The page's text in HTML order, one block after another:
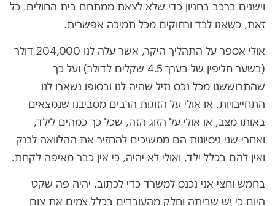
וישנים ברכב בחניון כדי שלא לצאת ממתחם בית החולים. כל
זאת, כשאנו לבד ורחוקים מכל תמיכה אפשרית.
אולי אספר על התהליך היקר, אשר עלה לנו 204,000 דולר
(בשער חליפין של בערך 4.5 שקלים לדולר) ועל כך
שהתרוששנו מכל נכס נזיל שהיה לנו ובסופו נשארו לנו
התחייבויות. או אולי על הזוגות הרבים מסביבנו שנמצאים
באותו מצב, או אולי על הזוג הזה, שכל כך כמהים לילד,
ואחרי שני ניסיונות הם ממשיכים להחזיר את ההלוואה לבנק
ואין להם בכלל ילד, ואולי לא יהיה, כי אין כבר מאיפה לקחת.
בחמש וחצי אני נכנס למשרד כדי לכתוב. יהיה פה שקט
היום כי יש שביתה וחלק מהעובדים בכלל צמים את צום